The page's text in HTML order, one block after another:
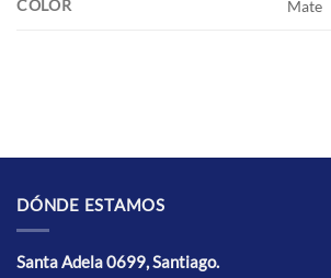
COLOR Mate
DÓNDE ESTAMOS
Santa Adela 0699, Santiago.